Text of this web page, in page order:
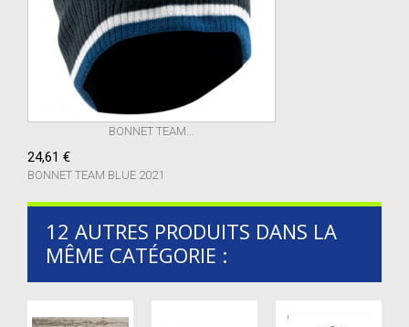
BONNET TEAM...
24,61 €
BONNET TEAM BLUE 2021
12 AUTRES PRODUITS DANS LA
MÊME CATÉGORIE :